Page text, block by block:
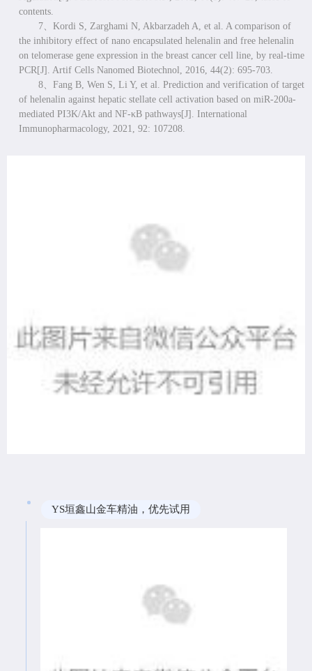
contents.
7、 Kordi S, Zarghami N, Akbarzadeh A, et al. A comparison of
the inhibitory effect of nano encapsulated helenalin and free helenalin
on telomerase gene expression in the breast cancer cell line, by real-time
PCR[J]. Artif Cells Nanomed Biotechnol, 2016, 44(2): 695-703.
8、 Fang B, Wen S, Li Y, et al. Prediction and verification of target
of helenalin against hepatic stellate cell activation based on miR-200a-
mediated PI3K/Akt and NF-κB pathways[J]. International
Immunopharmacology, 2021, 92: 107208.
YS垣鑫山金车精油，优先试用